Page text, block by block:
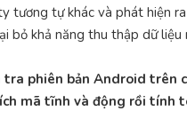
tương tự khác và phát hiện
bỏ khả năng thu thập dữ
tra phiên bản Android trên
mã tĩnh và động rồi tính